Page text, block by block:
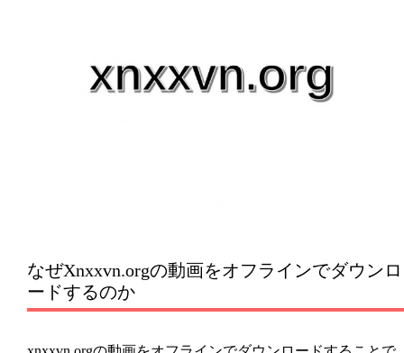
なぜXnxxvn.orgの動画をオフラインでダウンロ
ードするのか